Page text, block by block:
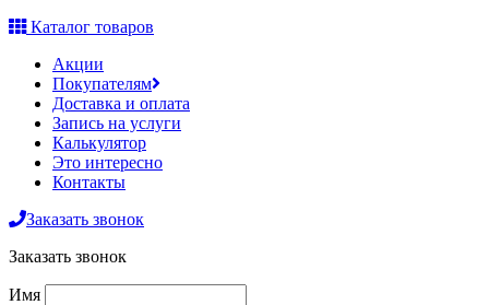
Каталог товаров
Акции
Покупателям
Доставка и оплата
Запись на услуги
Калькулятор
Это интересно
Контакты
Заказать звонок
Заказать звонок
Имя